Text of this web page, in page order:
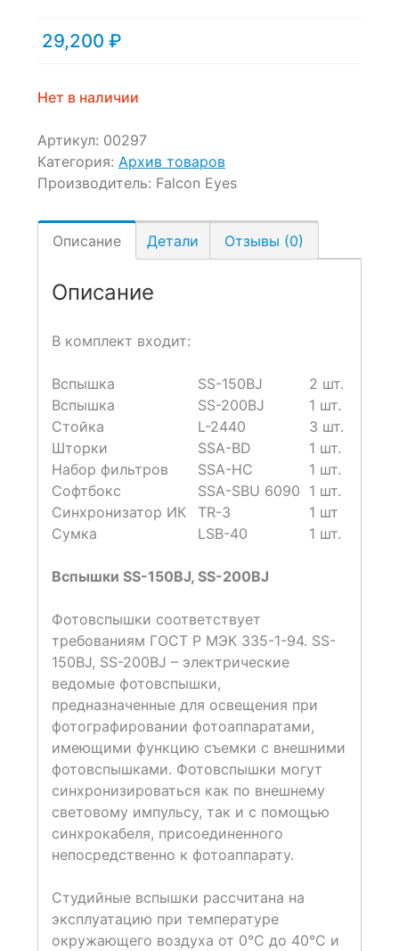
29,200 ₽
Нет в наличии
Артикул: 00297
Категория: Архив товаров
Производитель: Falcon Eyes
Описание Детали Отзывы (0)
Описание
В комплект входит:
Вспышка SS-150BJ
2 шт.
Вспышка
SS-200BJ
1 шт.
Стойка
L-2440
3 шт.
Шторки
SSA-BD
1 шт.
Набор фильтров
SSA-HC
1 шт.
Софтбокс
SSA-SBU 6090 1 шт.
Синхронизатор ИК
TR-3
1 шт
Сумка
LSB-40 1 шт.
Вспышки SS-150BJ, SS-200BJ
Фотовспышки соответствует
требованиям ГОСТ Р МЭК 335-1-94. SS-
150BJ, SS-200BJ – электрические
ведомые фотовспышки,
предназначенные для освещения при
фотографировании фотоаппаратами,
имеющими функцию съемки с внешними
фотовспышками. Фотовспышки могут
синхронизироваться как по внешнему
световому импульсу, так и с помощью
синхрокабеля, присоединенного
непосредственно к фотоаппарату.
Студийные вспышки рассчитана на
эксплуатацию при температуре
окружающего воздуха от 0°С до 40°С и